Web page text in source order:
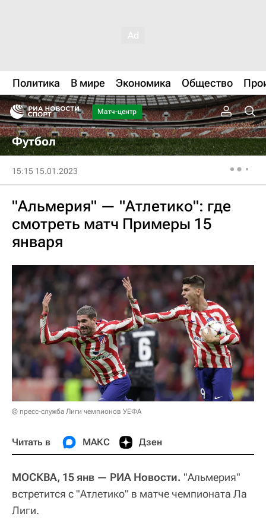
Политика В мире Экономика Общество
Матч-центр
Футбол
15:15 15.01.2023
"Альмерия" — "Атлетико": где
смотреть матч Примеры 15
января
© пресс-служба Лиги чемпионов УЕФА
Читать в МАКС Дзен
МОСКВА, 15 янв — РИА Новости. "Альмерия"
встретится с "Атлетико" в матче чемпионата Ла
Лиги.